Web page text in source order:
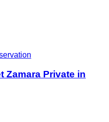
Zamara Private in